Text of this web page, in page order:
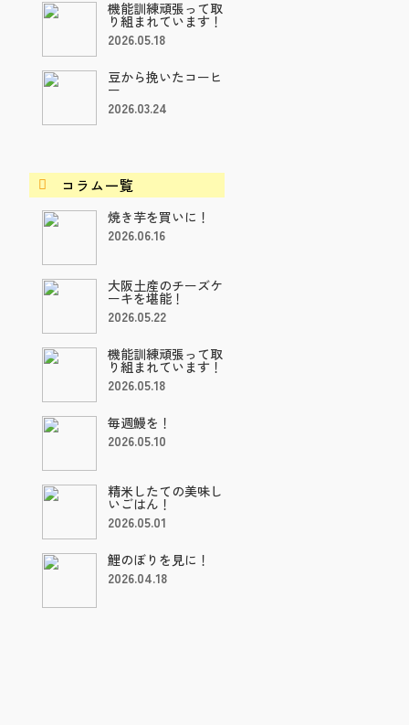
機能訓練頑張って取
り組まれています！
2026.05.18
豆から挽いたコーヒ
ー
2026.03.24
 コラム一覧
焼き芋を買いに！
2026.06.16
大阪土産のチーズケ
ーキを堪能！
2026.05.22
機能訓練頑張って取
り組まれています！
2026.05.18
毎週鰻を！
2026.05.10
精米したての美味し
いごはん！
2026.05.01
鯉のぼりを見に！
2026.04.18